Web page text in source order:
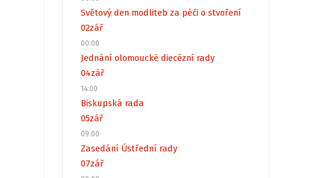
Světový den modliteb za péči o stvoření
02zář
00:00
Jednání olomoucké diecézní rady
04zář
14:00
Biskupská rada
05zář
09:00
Zasedání Ústřední rady
07zář